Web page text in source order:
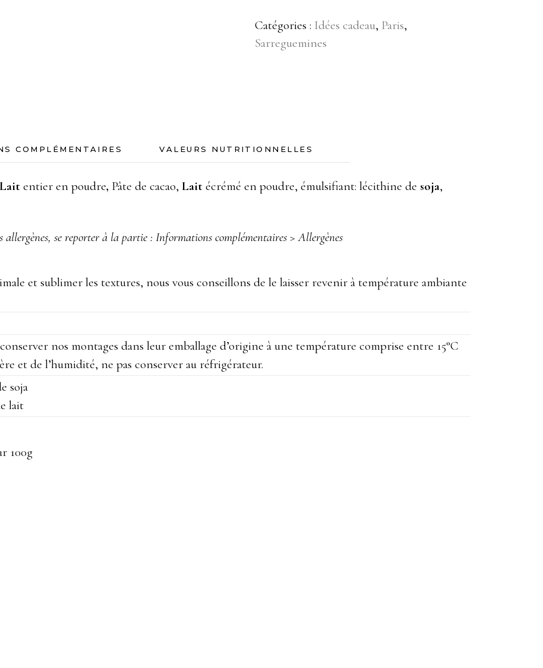
Catégories : Idées cadeau, Paris,
Sarreguemines
COMPLÉMENTAIRES VALEURS NUTRITIONNELLES
Lait entier en poudre, Pâte de cacao, Lait écrémé en poudre, émulsifiant: lécithine de soja,
allergènes, se reporter à la partie : Informations complémentaires > Allergènes
et sublimer les textures, nous vous conseillons de le laisser revenir à température ambiante
nos montages dans leur emballage d’origine à une température comprise entre 15°C
et de l’humidité, ne pas conserver au réfrigérateur.
soja
lait
100g